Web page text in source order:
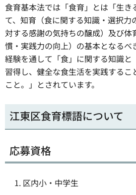
食育基本法では 「食育」 とは 「生
て、知育（食に関する知識・選択力
対する感謝の気持ちの醸成）及び体
慣・実践力の向上）の基本となるべ
経験を通して「食」に関する知識と
習得し、健全な食生活を実践するこ
こと。」 とされています。
江東区食育標語について
応募資格
区内小・中学生